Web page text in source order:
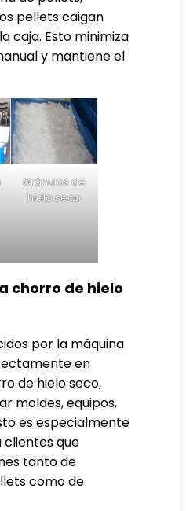
pellets caigan
caja. Esto minimiza
y mantiene el
Gránulos de
hielo seco
chorro de hielo
por la máquina
en
de hielo seco,
moldes, equipos,
es especialmente
que
tanto de
como de